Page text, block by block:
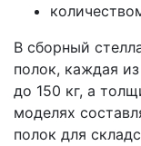
В сборный
полок, каждая
до 150 кг, а
моделях
полок для